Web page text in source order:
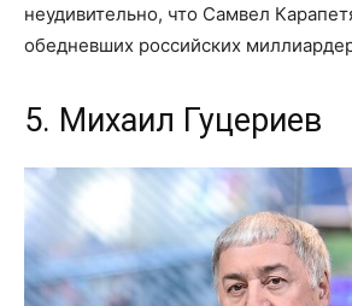
неудивительно, что Самвел
обедневших российских
5. Михаил Гуцериев